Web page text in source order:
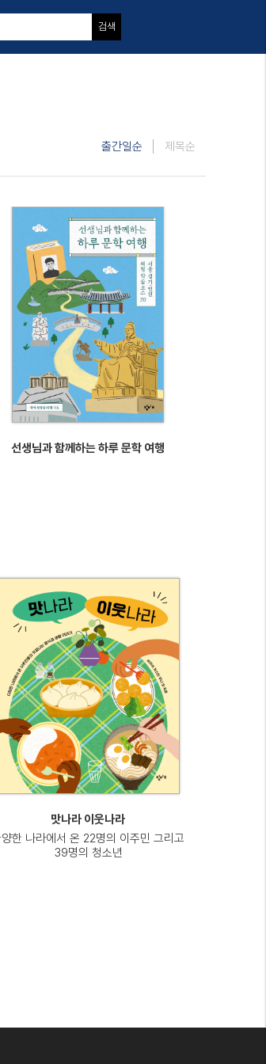
검색
출간일순 제목순
선생님과 함께하는 하루 문학 여행
맛나라 이웃나라
양한 나라에서 온 22명의 이주민 그리고
39명의 청소년